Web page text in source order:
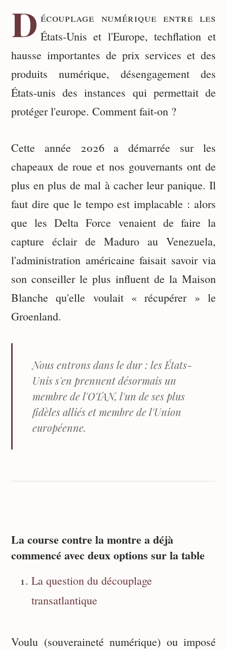
D écouplage numérique entre les
États-Unis et l'Europe, techflation et
hausse importantes de prix services et des
produits numérique, désengagement des
États-unis des instances qui permettait de
protéger l'europe. Comment fait-on ?
Cette année 2026 a démarrée sur les
chapeaux de roue et nos gouvernants ont de
plus en plus de mal à cacher leur panique. Il
faut dire que le tempo est implacable : alors
que les Delta Force venaient de faire la
capture éclair de Maduro au Venezuela,
l'administration américaine faisait savoir via
son conseiller le plus influent de la Maison
Blanche qu'elle voulait « récupérer » le
Groenland.
Nous entrons dans le dur : les États-
Unis s'en prennent désormais un
membre de l'OTAN, l'un de ses plus
fidèles alliés et membre de l'Union
européenne.
La course contre la montre a déjà
commencé avec deux options sur la table
La question du découplage
transatlantique
Voulu (souveraineté numérique) ou imposé